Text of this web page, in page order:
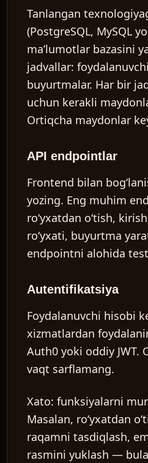
Tanlangan
(PostgreSQL, MySQL
ma’lumotlar bazasini
jadvallar:
buyurtmalar. Har bir
uchun kerakli
Ortiqcha maydonlar
API endpointlar
Frontend bilan
yozing. Eng muhim
ro‘yxatdan o‘tish,
ro‘yxati, buyurtma
endpointni alohida
Autentifikatsiya
Foydalanuvchi hisobi
xizmatlardan
Auth0 yoki oddiy JWT.
vaqt sarflamang.
Xato: funksiyalarni
Masalan, ro‘yxatdan
raqamni tasdiqlash,
rasmini yuklash —